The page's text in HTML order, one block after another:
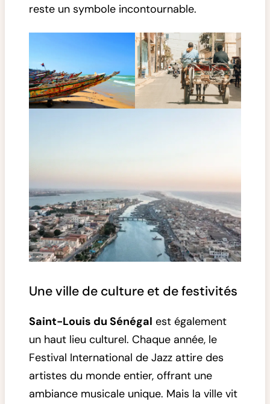
reste un symbole incontournable.
Une ville de culture et de festivités
Saint-Louis du Sénégal est également
un haut lieu culturel. Chaque année, le
Festival International de Jazz attire des
artistes du monde entier, offrant une
ambiance musicale unique. Mais la ville vit